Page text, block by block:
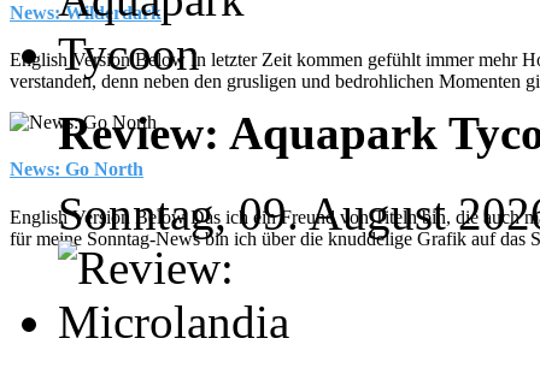
News: Wilderdark
English Version Below In letzter Zeit kommen gefühlt immer mehr
verstanden, denn neben den grusligen und bedrohlichen Momenten
News: Go North
English Version Below Das ich ein Freund von Titeln bin, die auch
für meine Sonntag-News bin ich über die knuddelige Grafik auf das
Review: Aquapark
Sonntag, 09. August